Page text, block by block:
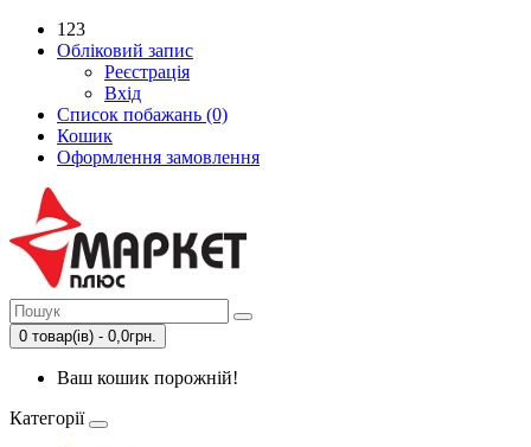
123
Обліковий запис
Реєстрація
Вхід
Список побажань (0)
Кошик
Оформлення замовлення
0 товар(ів) - 0,0грн.
Ваш кошик порожній!
Категорії